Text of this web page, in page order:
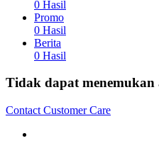
0 Hasil
Promo
0 Hasil
Berita
0 Hasil
Tidak dapat
Contact Customer Care